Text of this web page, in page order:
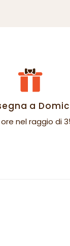
a
nel raggio di